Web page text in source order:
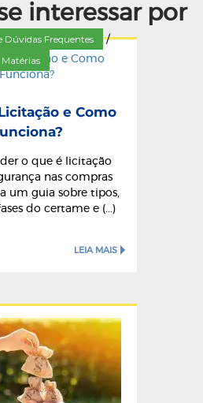
interessar por
Dúvidas Frequentes /
Matérias
e Como
o que é licitação
nas compras
um guia sobre tipos,
do certame e (...)
LEIA MAIS